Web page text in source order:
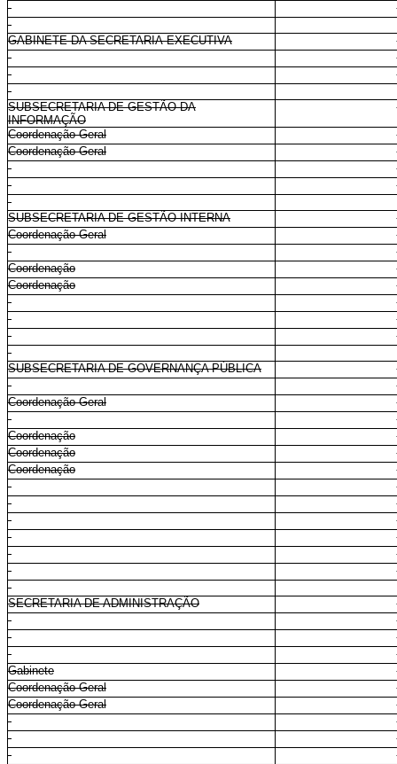
GABINETE DA SECRETARIA-EXECUTIVA
SUBSECRETARIA DE GESTÃO DA
INFORMAÇÃO
Coordenação-Geral
Coordenação-Geral
SUBSECRETARIA DE GESTÃO INTERNA
Coordenação-Geral
Coordenação
Coordenação
SUBSECRETARIA DE GOVERNANÇA PÚBLICA
Coordenação-Geral
Coordenação
Coordenação
Coordenação
SECRETARIA DE ADMINISTRAÇÃO
Gabinete
Coordenação-Geral
Coordenação-Geral